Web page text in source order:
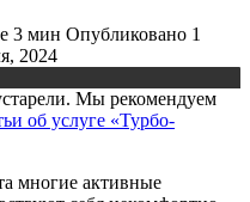
3 мин Опубликовано 1
2024
Мы рекомендуем
об услуге «Турбо-
многие активные